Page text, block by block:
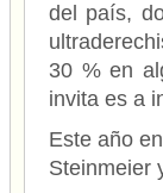
del país,
30 % en
invita es a
Este año
Steinmeier